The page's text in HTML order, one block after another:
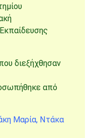
διεξήχθησαν
από
Μαρία, Ντάκα